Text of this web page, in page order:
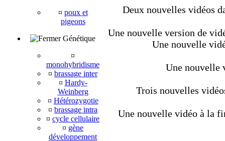
¤ poux et
pigeons
Génétique
¤
monohybridisme
¤ brassage inter
¤ Hardy-
Weinberg
¤ Hétérozygotie
¤ brassage intra
¤ cycle cellulaire
¤ gène
développement
Deux nouvelles vidéos
Une nouvelle version de
Une nouvelle
Une nouvelle
Trois nouvelles
Une nouvelle vidéo à la